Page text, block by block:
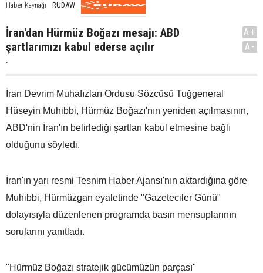
Haber Kaynağı RUDAW
İran'dan Hürmüz Boğazı mesajı: ABD
şartlarımızı kabul ederse açılır
.
A+
A-
İran Devrim Muhafızları Ordusu Sözcüsü Tuğgeneral
Hüseyin Muhibbi, Hürmüz Boğazı'nın yeniden açılmasının,
ABD'nin İran'ın belirlediği şartları kabul etmesine bağlı
olduğunu söyledi.
İran'ın yarı resmi Tesnim Haber Ajansı'nın aktardığına göre
Muhibbi, Hürmüzgan eyaletinde "Gazeteciler Günü"
dolayısıyla düzenlenen programda basın mensuplarının
sorularını yanıtladı.
"Hürmüz Boğazı stratejik gücümüzün parçası"